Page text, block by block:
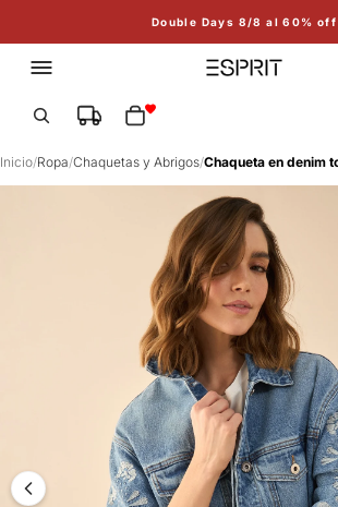
Double Days 8/8 al 60% off
Inicio/Ropa/Chaquetas y Abrigos/